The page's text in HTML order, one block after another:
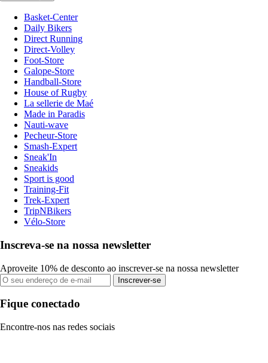
Basket-Center
Daily Bikers
Direct Running
Direct-Volley
Foot-Store
Galope-Store
Handball-Store
House of Rugby
La sellerie de Maé
Made in Paradis
Nauti-wave
Pecheur-Store
Smash-Expert
Sneak'In
Sneakids
Sport is good
Training-Fit
Trek-Expert
TripNBikers
Vélo-Store
Inscreva-se na nossa newsletter
Aproveite 10% de desconto ao inscrever-se na nossa newsletter
Inscrever-se
Fique conectado
Encontre-nos nas redes sociais